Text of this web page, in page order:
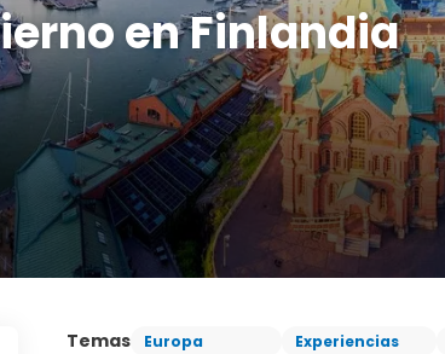
en Finlandia
Temas Europa Experiencias